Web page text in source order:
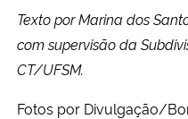
Texto por Marina dos
com supervisão da
CT/UFSM.
Fotos por Divulgação/